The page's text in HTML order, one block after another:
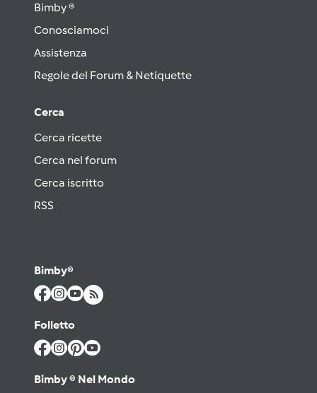
Bimby ®
Conosciamoci
Assistenza
Regole del Forum & Netiquette
Cerca
Cerca ricette
Cerca nel forum
Cerca iscritto
RSS
Bimby®
Folletto
Bimby ® Nel Mondo